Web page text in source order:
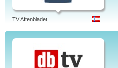
TV Aftenbladet